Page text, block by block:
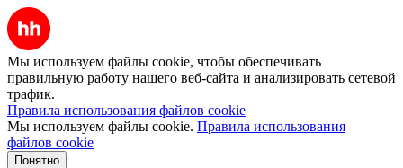
Мы используем файлы cookie, чтобы обеспечивать
правильную работу нашего веб-сайта и анализировать сетевой
трафик.
Правила использования файлов cookie
Мы используем файлы cookie. Правила использования
файлов cookie
Понятно